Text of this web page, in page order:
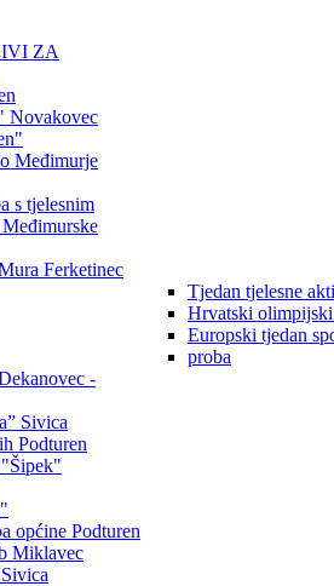
ZA
Novakovec
Međimurje
s tjelesnim
Ferketinec
Tjedan tjelesne
Hrvatski
Europski tjedan
proba
-
Sivica
Podturen
općine Podturen
Miklavec